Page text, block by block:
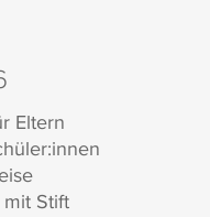
Eltern
Stift